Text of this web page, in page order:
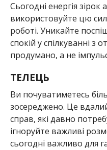
Сьогодні енергія
використовуйте цю
роботі. Уникайте
спокій у спілкуванні з
продумано, а не
ТЕЛЕЦЬ
Ви почуватиметесь
зосереджено. Це
справ, які давно
ігноруйте важливі
сьогодні важливо для